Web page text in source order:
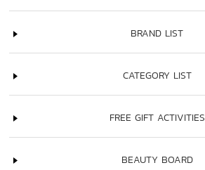
BRAND LIST
CATEGORY LIST
FREE GIFT ACTIVITIES
BEAUTY BOARD